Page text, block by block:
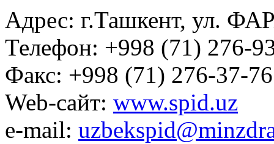
Адрес: г.Ташкент, ул.
Телефон: +998 (71) 276-
Факс: +998 (71) 276-37-76
Web-сайт: www.spid.uz
e-mail: